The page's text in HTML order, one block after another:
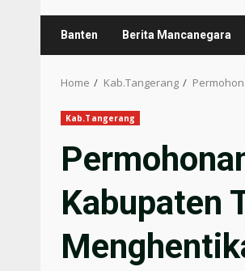
Banten Berita Mancanegara
Home Kab.Tangerang
Kab.Tangerang
Kabupaten